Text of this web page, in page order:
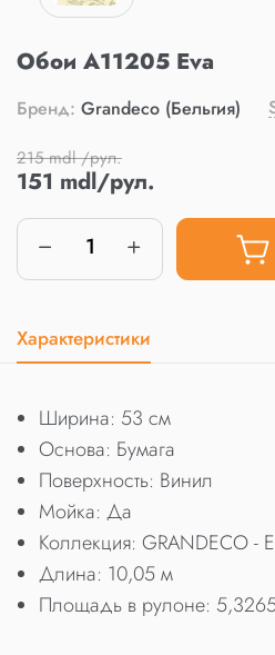
Обои A11205 Eva
Бренд: Grandeco (Бельгия)
215 mdl /рул.
151 mdl/рул.
Характеристики
Ширина: 53 см
Основа: Бумага
Поверхность: Винил
Мойка: Да
Коллекция: GRANDECO -
Длина: 10,05 м
Площадь в рулоне: